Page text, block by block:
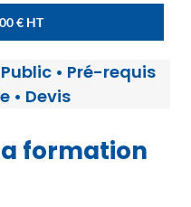
€ HT
Public • Pré-requis
• Devis
formation